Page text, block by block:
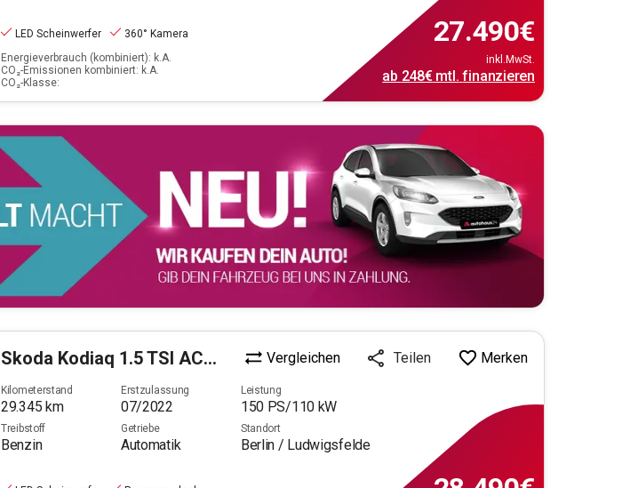
LED Scheinwerfer
360° Kamera
Energieverbrauch (kombiniert): k.A.
CO₂-Emissionen kombiniert: k.A.
CO₂-Klasse:
27.490€
inkl.MwSt.
ab 248€mtl. finanzieren
Skoda Kodiaq 1.5 TSI ACT Ambition OPF (EURO 6d) Vergleichen Teilen Merken
Kilometerstand
29.345 km
Erstzulassung
07/2022
Leistung
150 PS/110 kW
Treibstoff
Benzin
Getriebe
Automatik
Standort
Berlin / Ludwigsfelde